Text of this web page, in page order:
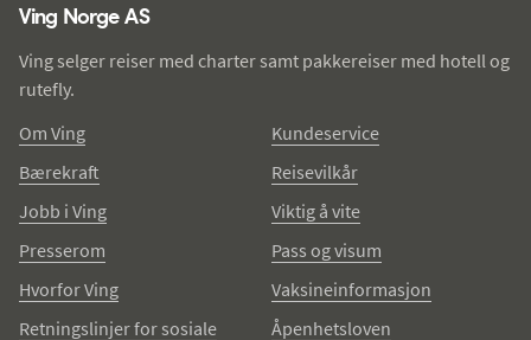
Ving Norge AS
Ving selger reiser med charter samt pakkereiser med hotell og
rutefly.
Om Ving
Bærekraft
Jobb i Ving
Presserom
Hvorfor Ving
Retningslinjer for sosiale
Kundeservice
Reisevilkår
Viktig å vite
Pass og visum
Vaksineinformasjon
Åpenhetsloven